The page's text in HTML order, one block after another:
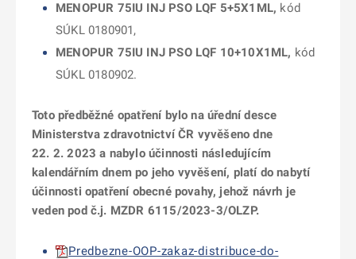
MENOPUR 75IU INJ PSO LQF 5+5X1ML, kód
SÚKL 0180901,
MENOPUR 75IU INJ PSO LQF 10+10X1ML, kód
SÚKL 0180902.
Toto předběžné opatření bylo na úřední desce
Ministerstva zdravotnictví ČR vyvěšeno dne
22. 2. 2023 a nabylo účinnosti následujícím
kalendářním dnem po jeho vyvěšení, platí do nabytí
účinnosti opatření obecné povahy, jehož návrh je
veden pod č.j. MZDR 6115/2023-3/OLZP.
Predbezne-OOP-zakaz-distribuce-do-